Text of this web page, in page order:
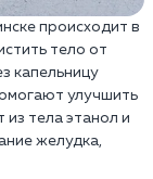
происходит в
тело от
капельницу
улучшить
тела этанол и
желудка,